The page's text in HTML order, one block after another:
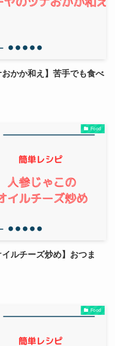
かか和え】苦手でも食べ
Food
ルチーズ炒め】おつま
Food